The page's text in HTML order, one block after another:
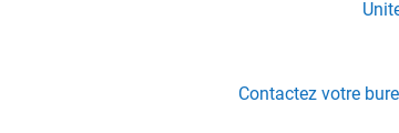
Contactez votre